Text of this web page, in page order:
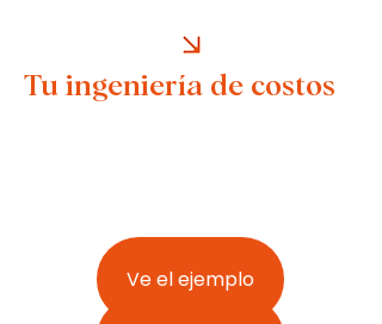
Tu ingeniería de costos
Ve el ejemplo